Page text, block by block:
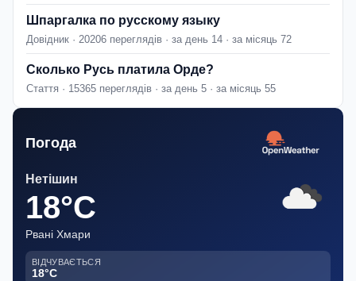
Шпаргалка по русскому языку
Довідник · 20206 переглядів · за день 14 · за місяць 72
Сколько Русь платила Орде?
Стаття · 15365 переглядів · за день 5 · за місяць 55
Погода
Нетішин
18°C
Рвані Хмари
ВІДЧУВАЄТЬСЯ
18°C